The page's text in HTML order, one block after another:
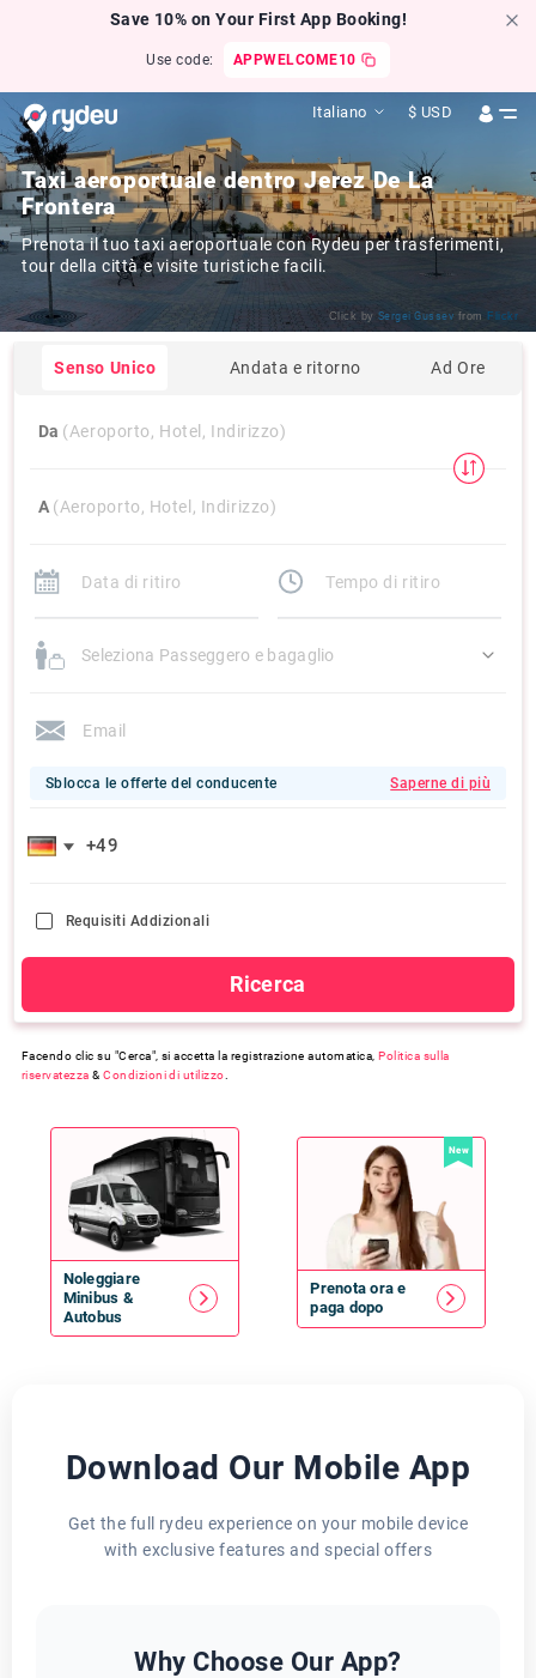
Save 10% on Your First App Booking!
Use code: APPWELCOME10
Italiano $ USD
Taxi aeroportuale dentro Jerez De La
Frontera
Prenota il tuo taxi aeroportuale con Rydeu per trasferimenti,
tour della città e visite turistiche facili.
Click by Sergei Gussev from Flickr
Senso Unico Andata e ritorno Ad Ore
Da (Aeroporto, Hotel, Indirizzo)
A (Aeroporto, Hotel, Indirizzo)
Seleziona Passeggero e bagaglio
Sblocca le offerte del conducente Saperne di più
Requisiti Addizionali
Ricerca
Facendo clic su "Cerca", si accetta la registrazione automatica, Politica sulla
riservatezza &Condizioni di utilizzo
Noleggiare
Minibus &
Autobus
New
Prenota ora e
paga dopo
Download Our Mobile App
Get the full rydeu experience on your mobile device
with exclusive features and special offers
Why Choose Our App?